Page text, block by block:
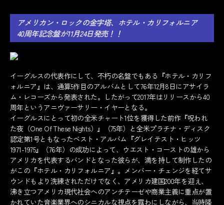
アメリカン・ロックの金字塔、ホテル・カリフォルニア
40周年記念盤が11月24日発売！！
イーグルスの代表作にして、不朽の名盤でもある『ホテル・カリフ
ォルニア』は、通算5作目のアルバムとして76年12月8日にアサイラ
ム・レコーズから発表された。したがって2017年はリリースから40
周年というアニヴァーサリー・イヤーとなる。
イーグルスにとって初の全米チャート1位を獲得した前作『呪われ
た夜（One Of These Nights）』（75年）と全米プラチナ・ディスク
認定第1号ともなったベスト・アルバム『グレイテスト・ヒッツ
1971-1975』（76年）の成功によって、ウエスト・コーストの雄から
アメリカを代表するバンドとなった彼らが、満を持して制作したの
がこの『ホテル・カリフォルニア』。メンバー・チェンジを経てサ
ウンドもより洗練されただけでなく、アメリカ建国200年を迎え、
沸き立つアメリカ現代社会へのアンチテーゼや商業主義に重点が置
かれていた音楽業界へのシニカルな視点を露わにしながら、当時隆